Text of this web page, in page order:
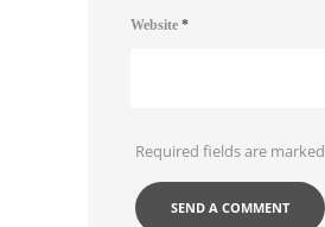
Website *
Required fields are marked